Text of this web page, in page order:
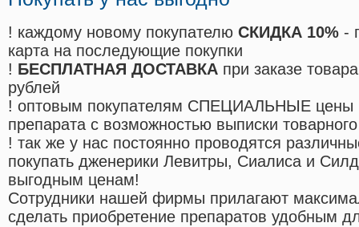
! каждому новому покупателю СКИДКА 10% -
карта на последующие покупки
! БЕСПЛАТНАЯ ДОСТАВКА при заказе
рублей
! оптовым покупателям СПЕЦИАЛЬНЫЕ цены
препарата с возможностью выписки
! так же у нас постоянно проводятся
покупать дженерики Левитры, Сиалиса и
выгодным ценам!
Cотрудники нашей фирмы прилагают
сделать приобретение препаратов удобным